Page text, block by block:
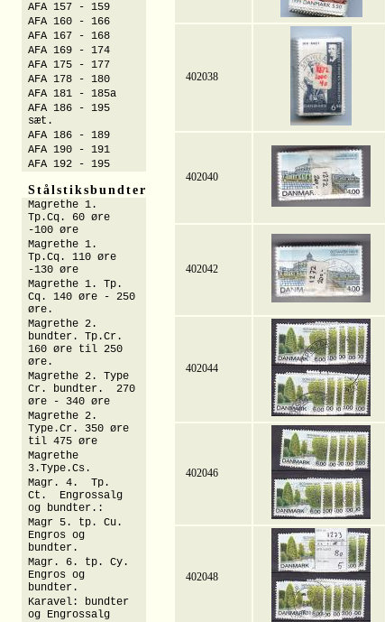
402038
402040
402042
402044
402046
402048
AFA 157 - 159
AFA 160 - 166
AFA 167 - 168
AFA 169 - 174
AFA 175 - 177
AFA 178 - 180
AFA 181 - 185a
AFA 186 - 195
sæt.
AFA 186 - 189
AFA 190 - 191
AFA 192 - 195
Stålstiksbundter
Magrethe 1.
Tp.Cq. 60 øre
-100 øre
Magrethe 1.
Tp.Cq. 110 øre
-130 øre
Magrethe 1. Tp.
Cq. 140 øre - 250
øre.
Magrethe 2.
bundter. Tp.Cr.
160 øre til 250
øre.
Magrethe 2. Type
Cr. bundter. 270
øre - 340 øre
Magrethe 2.
Type.Cr. 350 øre
til 475 øre
Magrethe
3.Type.Cs.
Magr. 4. Tp.
Ct. Engrossalg
og bundter.:
Magr 5. tp. Cu.
Engros og
bundter.
Magr. 6. tp. Cy.
Engros og
bundter.
Karavel: bundter
og Engrossalg